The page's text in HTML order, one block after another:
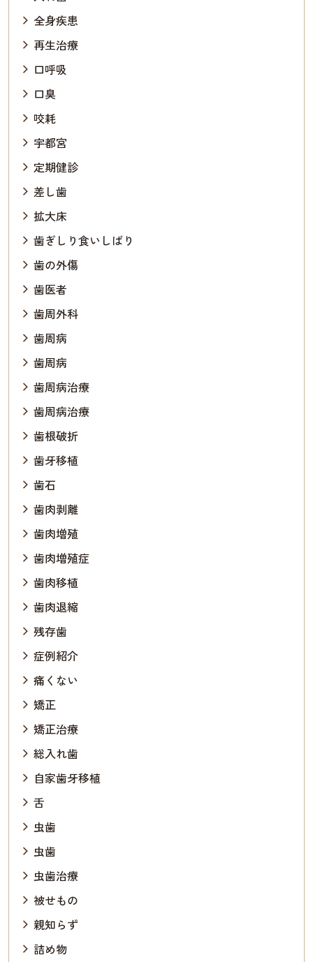
全身疾患
再生治療
口呼吸
口臭
咬耗
宇都宮
定期健診
差し歯
拡大床
歯ぎしり食いしばり
歯の外傷
歯医者
歯周外科
歯周病
歯周病
歯周病治療
歯周病治療
歯根破折
歯牙移植
歯石
歯肉剥離
歯肉増殖
歯肉増殖症
歯肉移植
歯肉退縮
残存歯
症例紹介
痛くない
矯正
矯正治療
総入れ歯
自家歯牙移植
舌
虫歯
虫歯
虫歯治療
被せもの
親知らず
詰め物